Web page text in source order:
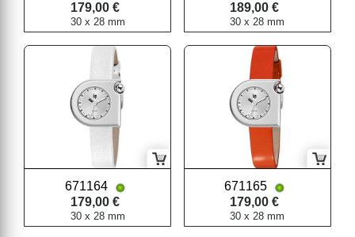
179,00 €
30 x 28 mm
189,00 €
30 x 28 mm
671164
179,00 €
30 x 28 mm
671165
179,00 €
30 x 28 mm